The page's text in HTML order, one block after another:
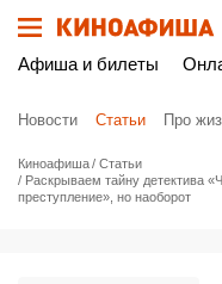
Афиша и билеты
Новости Статьи Про
Киноафиша
Статьи
Раскрываем тайну детектива
преступление», но наоборот